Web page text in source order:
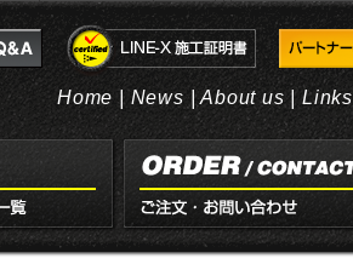
Home |News |About us | Links